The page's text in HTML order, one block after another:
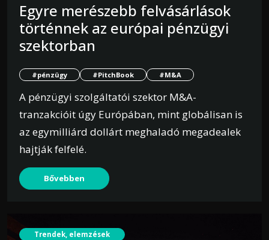
Egyre merészebb felvásárlások
történnek az európai pénzügyi
szektorban
#pénzügy #PitchBook #M&A
A pénzügyi szolgáltatói szektor M&A-
tranzakcióit úgy Európában, mint globálisan is
az egymilliárd dollárt meghaladó megadealek
hajtják felfelé.
Bővebben
Trendek, elemzések